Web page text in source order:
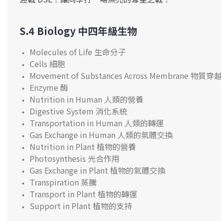
S.4 Biology 中四年級生物
Molecules of Life 生命分子
Cells 細胞
Movement of Substances Across Membrane 物質穿
Enzyme 酶
Nutrition in Human 人類的營養
Digestive System 消化系統
Transportation in Human 人類的轉運
Gas Exchange in Human 人類的氣體交換
Nutrition in Plant 植物的營養
Photosynthesis 光合作用
Gas Exchange in Plant 植物的氣體交換
Transpiration 蒸騰
Transport in Plant 植物的轉運
Support in Plant 植物的支持